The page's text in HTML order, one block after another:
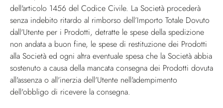
dell'articolo 1456 del Codice Civile. La Società procederà
senza indebito ritardo al rimborso dell’Importo Totale Dovuto
dall'Utente per i Prodotti, detratte le spese della spedizione
non andata a buon fine, le spese di restituzione dei Prodotti
alla Società ed ogni altra eventuale spesa che la Società abbia
sostenuto a causa della mancata consegna dei Prodotti dovuta
all'assenza o all'inerzia dell'Utente nell'adempimento
dell'obbligo di ricevere la consegna.